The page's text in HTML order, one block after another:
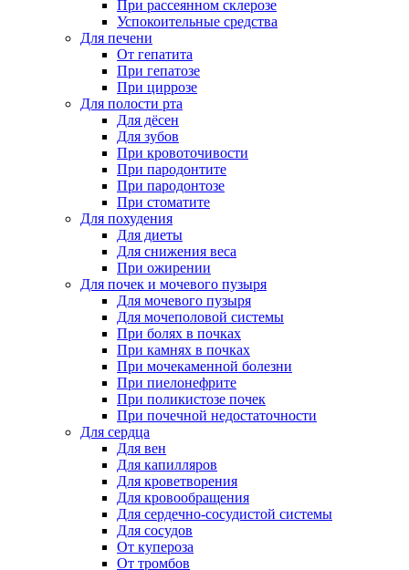
При рассеянном склерозе
Успокоительные средства
Для печени
От гепатита
При гепатозе
При циррозе
Для полости рта
Для дёсен
Для зубов
При кровоточивости
При пародонтите
При пародонтозе
При стоматите
Для похудения
Для диеты
Для снижения веса
При ожирении
Для почек и мочевого пузыря
Для мочевого пузыря
Для мочеполовой системы
При болях в почках
При камнях в почках
При мочекаменной болезни
При пиелонефрите
При поликистозе почек
При почечной недостаточности
Для сердца
Для вен
Для капилляров
Для кроветворения
Для кровообращения
Для сердечно-сосудистой системы
Для сосудов
От купероза
От тромбов